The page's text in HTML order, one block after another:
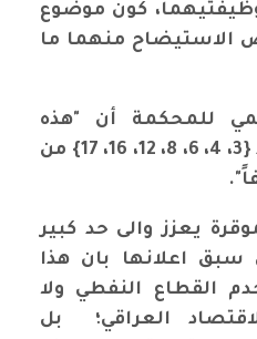
كون موضوع
الاستيضاح منهما ما
للمحكمة أن "هذه
الطعون شملت المواد {3، 4، 6، 8، 12، 16، 17} من
".
يعزز والى حد كبير
سبق اعلانها بان هذا
القطاع النفطي ولا
العراقي؛ بل